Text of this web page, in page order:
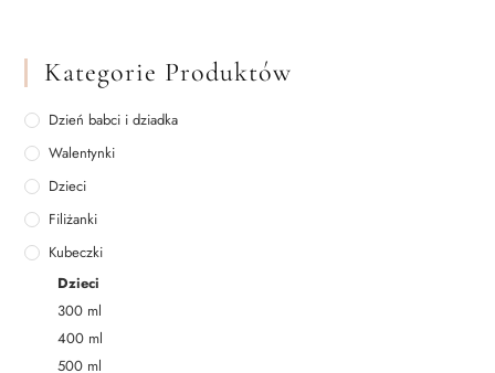
Kategorie Produktów
Dzień babci i dziadka
Walentynki
Dzieci
Filiżanki
Kubeczki
Dzieci
300 ml
400 ml
500 ml